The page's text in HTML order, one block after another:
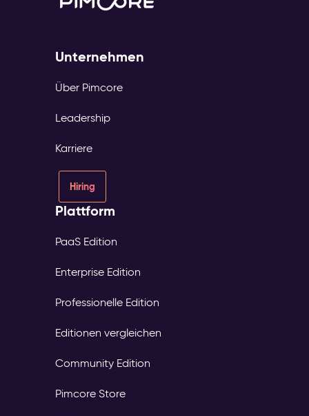
Unternehmen
Über Pimcore
Leadership
Karriere
Hiring
Plattform
PaaS Edition
Enterprise Edition
Professionelle Edition
Editionen vergleichen
Community Edition
Pimcore Store